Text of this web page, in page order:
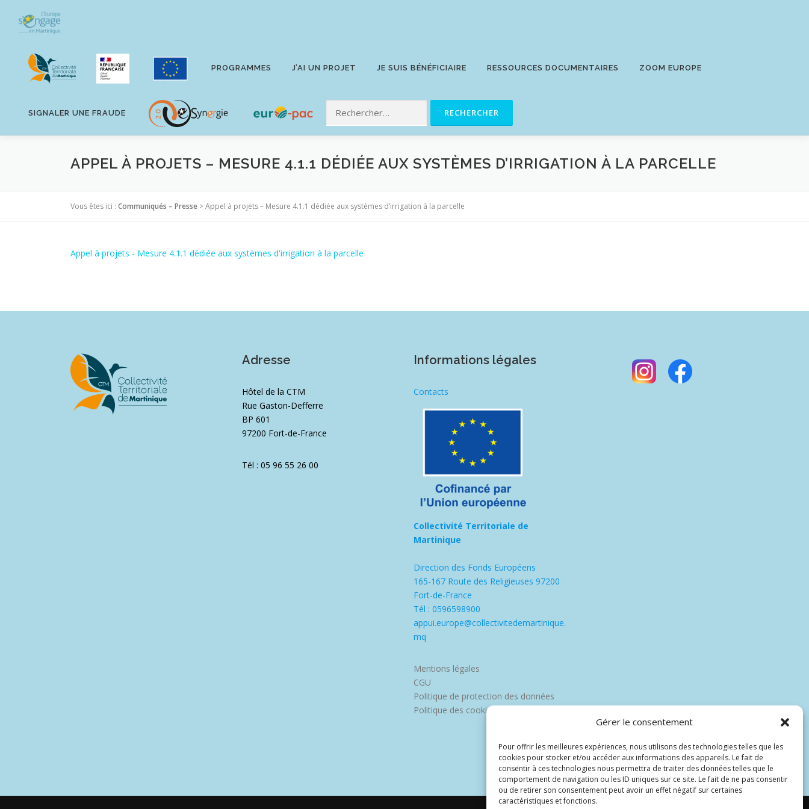
Gérer le consentement
Pour offrir les meilleures expériences, nous utilisons des technologies telles que les
cookies pour stocker et/ou accéder aux informations des appareils. Le fait de
consentir à ces technologies nous permettra de traiter des données telles que le
comportement de navigation ou les ID uniques sur ce site. Le fait de ne pas consentir
ou de retirer son consentement peut avoir un effet négatif sur certaines
caractéristiques et fonctions.
contenu
PROGRAMMES J’AI UN PROJET JE SUIS BÉNÉFICIAIRE RESSOURCES DOCUMENTAIRES ZOOM EUROPE
SIGNALER UNE FRAUDE
APPEL À PROJETS – MESURE 4.1.1 DÉDIÉE AUX SYSTÈMES D’IRRIGATION À LA PARCELLE
Vous êtes ici : Communiqués – Presse >Appel à projets – Mesure 4.1.1 dédiée aux systèmes d’irrigation à la parcelle
Appel à projets - Mesure 4.1.1 dédiée aux systèmes d'irrigation à la parcelle
Adresse
Hôtel de la CTM
Rue Gaston-Defferre
BP 601
97200 Fort-de-France
Tél : 05 96 55 26 00
Informations légales
Contacts
Collectivité Territoriale de
Martinique
Direction des Fonds Européens
165-167 Route des Religieuses 97200
Fort-de-France
Tél : 0596598900
appui.europe@collectivitedemartinique.
mq
Mentions légales
CGU
Politique de protection des données
Politique des cookies